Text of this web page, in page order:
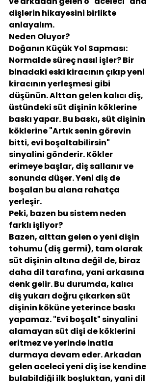
dişlerin hikayesini birlikte
anlayalım.
Neden Oluyor?
Doğanın Küçük Yol Sapması:
Normalde süreç nasıl işler? Bir
binadaki eski kiracının çıkıp yeni
kiracının yerleşmesi gibi
düşünün. Alttan gelen kalıcı diş,
üstündeki süt dişinin köklerine
baskı yapar. Bu baskı, süt dişinin
köklerine "Artık senin görevin
bitti, evi boşaltabilirsin"
sinyalini gönderir. Kökler
erimeye başlar, diş sallanır ve
sonunda düşer. Yeni diş de
boşalan bu alana rahatça
yerleşir.
Peki, bazen bu sistem neden
farklı işliyor?
Bazen, alttan gelen o yeni dişin
tohumu (diş germi), tam olarak
süt dişinin altına değil de, biraz
daha dil tarafına, yani arkasına
denk gelir. Bu durumda, kalıcı
diş yukarı doğru çıkarken süt
dişinin köküne yeterince baskı
yapamaz. "Evi boşalt" sinyalini
alamayan süt dişi de köklerini
eritmez ve yerinde inatla
durmaya devam eder. Arkadan
gelen aceleci yeni diş ise kendine
bulabildiği ilk boşluktan, yani dil